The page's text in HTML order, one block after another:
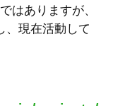
はありますが、
、現在活動して